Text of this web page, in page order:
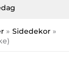
Sidedekor